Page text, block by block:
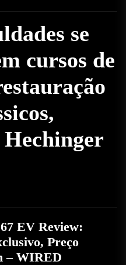
se
cursos de
EV Review:
Preço
– WIRED